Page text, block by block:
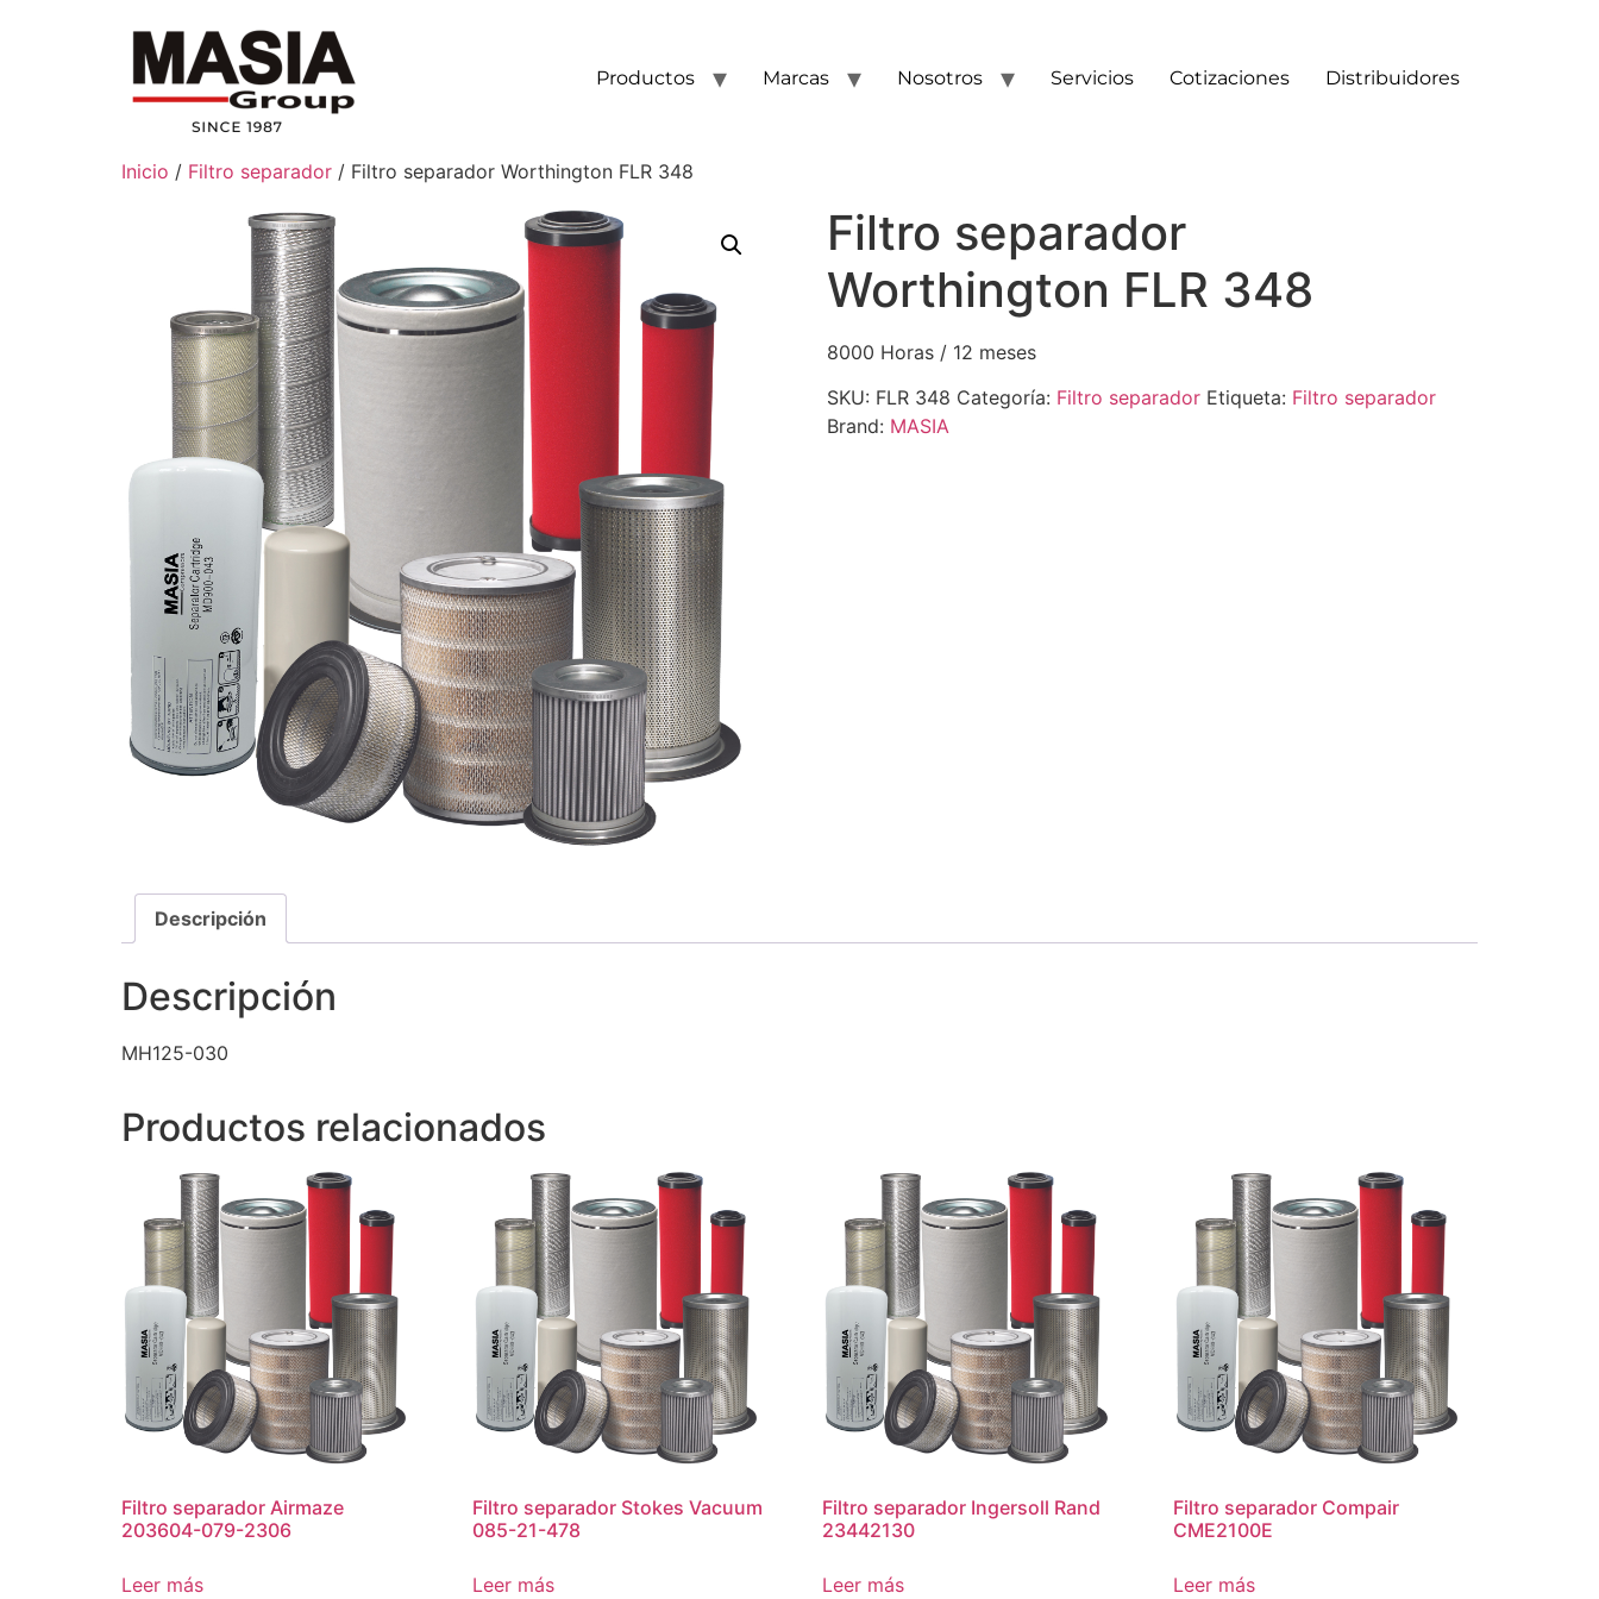
Productos Marcas Nosotros Servicios Cotizaciones Distribuidores
Inicio / Filtro separador / Filtro separador Worthington FLR 348
Filtro separador
Worthington FLR 348
8000 Horas / 12 meses
SKU: FLR 348 Categoría: Filtro separador Etiqueta: Filtro separador
Brand: MASIA
Descripción
Descripción
MH125-030
Productos relacionados
Filtro separador Airmaze
203604-079-2306
Leer más
Filtro separador Stokes Vacuum
085-21-478
Leer más
Filtro separador Ingersoll Rand
23442130
Leer más
Filtro separador Compair
CME2100E
Leer más